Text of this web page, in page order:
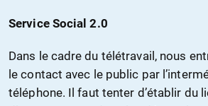
Service Social 2.0
Dans le cadre du télétravail, nous
le contact avec le public par
téléphone. Il faut tenter d’établir du